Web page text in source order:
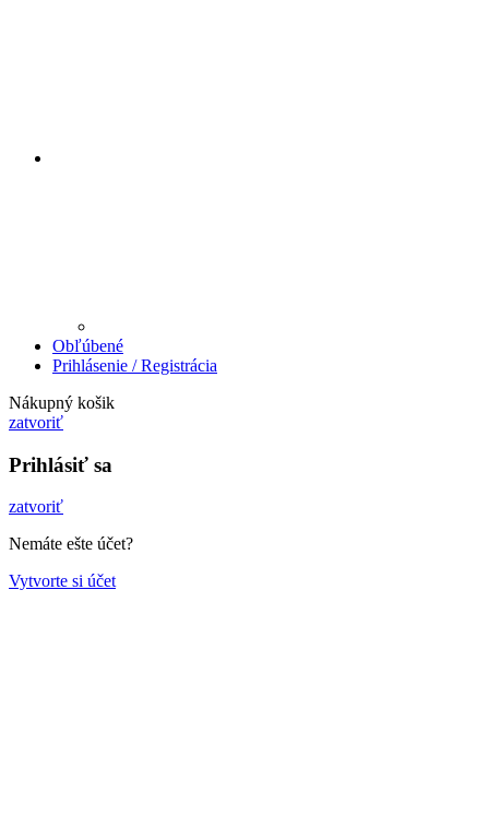
Obľúbené
Prihlásenie / Registrácia
Nákupný košik
zatvoriť
Prihlásiť sa
zatvoriť
Nemáte ešte účet?
Vytvorte si účet